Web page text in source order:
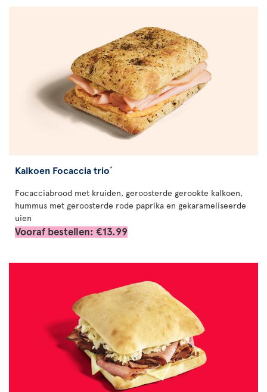
Kalkoen Focaccia trio*
Focacciabrood met kruiden, geroosterde gerookte kalkoen,
hummus met geroosterde rode paprika en gekarameliseerde
uien
Vooraf bestellen: €13.99